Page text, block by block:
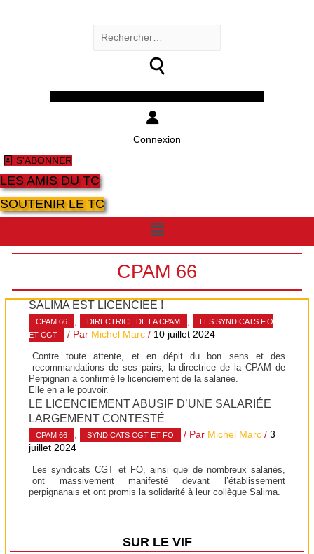
Rechercher :
Connexion
S'ABONNER
LES AMIS DU TC
SOUTENIR LE TC
Menu
CPAM 66
SALIMA EST LICENCIÉE !
CPAM 66 , DIRECTRICE DE LA CPAM ,
LES SYNDICATS F.O
ET CGT
/ Par Michel Marc / 10 juillet 2024
Contre toute attente, et en dépit du bon sens et des
recommandations de ses pairs, la directrice de la CPAM de
Perpignan a confirmé le licenciement de la salariée.
Elle en a le pouvoir.
LE LICENCIEMENT ABUSIF D’UNE SALARIÉE
LARGEMENT CONTESTÉ
CPAM 66 , SYNDICATS CGT ET FO / Par Michel Marc /3
juillet 2024
Les syndicats CGT et FO, ainsi que de nombreux salariés,
ont massivement manifesté devant l’établissement
perpignanais et ont promis la solidarité à leur collègue Salima.
SUR LE VIF